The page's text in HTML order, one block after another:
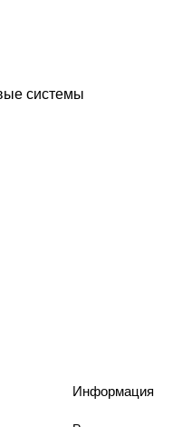
системы
Информация